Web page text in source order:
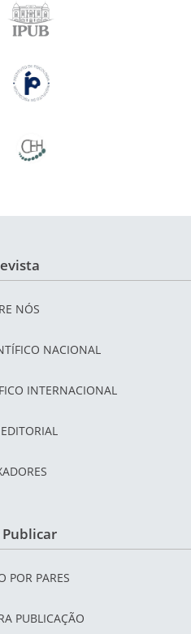
NÓS
NACIONAL
INTERNACIONAL
Publicar
POR PARES
PUBLICAÇÃO